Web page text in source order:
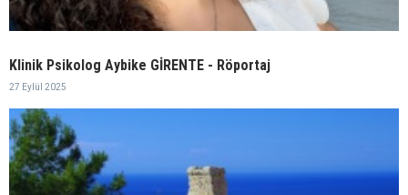
Klinik Psikolog Aybike GİRENTE - Röportaj
27 Eylül 2025